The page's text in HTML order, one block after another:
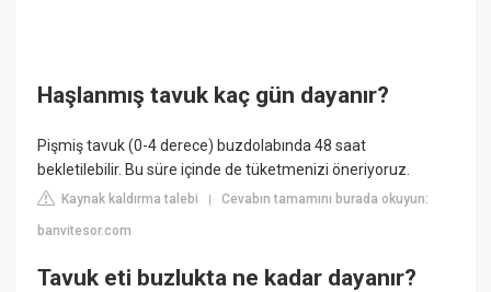
Haşlanmış tavuk kaç gün dayanır?
Pişmiş tavuk (0-4 derece) buzdolabında 48 saat
bekletilebilir. Bu süre içinde de tüketmenizi öneriyoruz.
Kaynak kaldırma talebi |Cevabın tamamını burada okuyun:
banvitesor.com
Tavuk eti buzlukta ne kadar dayanır?